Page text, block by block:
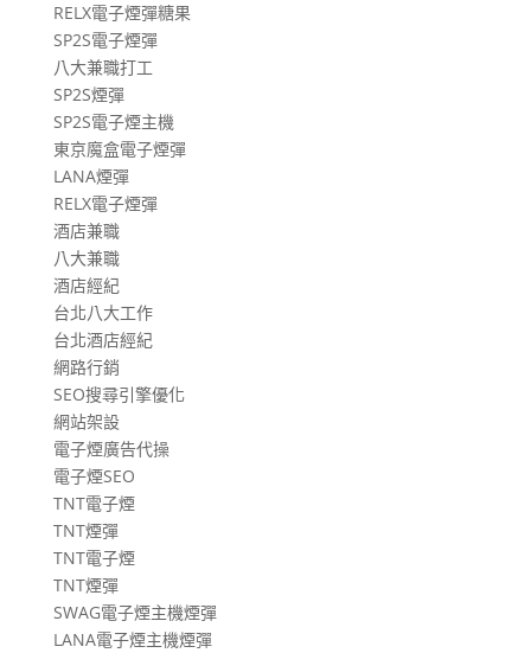
RELX電子煙彈糖果
SP2S電子煙彈
八大兼職打工
SP2S煙彈
SP2S電子煙主機
東京魔盒電子煙彈
LANA煙彈
RELX電子煙彈
酒店兼職
八大兼職
酒店經紀
台北八大工作
台北酒店經紀
網路行銷
SEO搜尋引擎優化
網站架設
電子煙廣告代操
電子煙SEO
TNT電子煙
TNT煙彈
TNT電子煙
TNT煙彈
SWAG電子煙主機煙彈
LANA電子煙主機煙彈